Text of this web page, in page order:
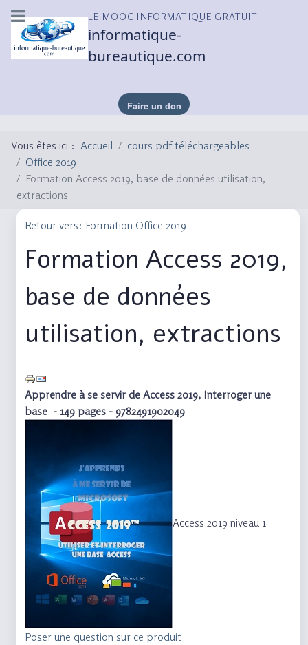
LE MOOC INFORMATIQUE GRATUIT
informatique-
bureautique.com
Vous êtes ici : Accueil
cours pdf téléchargeables
Office 2019
Formation Access 2019, base de données utilisation,
extractions
Retour vers: Formation Office 2019
Formation Access 2019,
base de données
utilisation, extractions
Apprendre à se servir de Access 2019, Interroger une
base - 149 pages - 9782491902049
Access 2019 niveau 1
Poser une question sur ce produit